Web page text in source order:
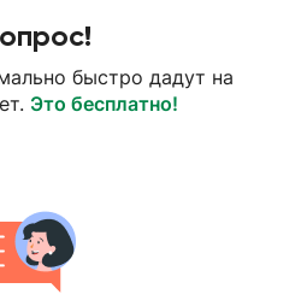
быстро дадут на
Это бесплатно!